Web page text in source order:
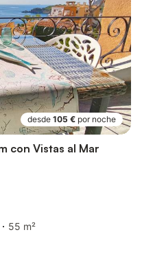
desde 105 € por noche
con Vistas al Mar
55 m²